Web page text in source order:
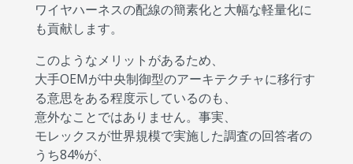
ワイヤハーネスの配線の簡素化と大幅な軽量化に
も貢献します。
このようなメリットがあるため、
大手OEMが中央制御型のアーキテクチャに移行す
る意思をある程度示しているのも、
意外なことではありません。事実、
モレックスが世界規模で実施した調査の回答者の
うち84%が、